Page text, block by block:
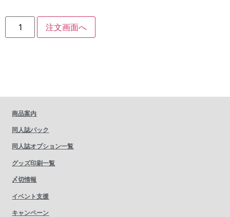
注文画面へ
商品案内
同人誌パック
同人誌オプション一覧
グッズ印刷一覧
〆切情報
イベント支援
キャンペーン